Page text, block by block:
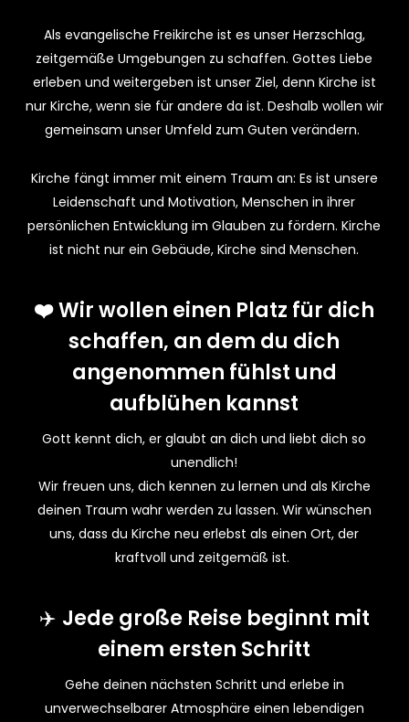
Als evangelische Freikirche ist es unser Herzschlag,
zeitgemäße Umgebungen zu schaffen. Gottes Liebe
erleben und weitergeben ist unser Ziel, denn Kirche ist
nur Kirche, wenn sie für andere da ist. Deshalb wollen wir
gemeinsam unser Umfeld zum Guten verändern.
Kirche fängt immer mit einem Traum an: Es ist unsere
Leidenschaft und Motivation, Menschen in ihrer
persönlichen Entwicklung im Glauben zu fördern. Kirche
ist nicht nur ein Gebäude, Kirche sind Menschen.
❤️ Wir wollen einen Platz für dich
schaffen, an dem du dich
angenommen fühlst und
aufblühen kannst
Gott kennt dich, er glaubt an dich und liebt dich so
unendlich!
Wir freuen uns, dich kennen zu lernen und als Kirche
deinen Traum wahr werden zu lassen. Wir wünschen
uns, dass du Kirche neu erlebst als einen Ort, der
kraftvoll und zeitgemäß ist.
✈️ Jede große Reise beginnt mit
einem ersten Schritt
Gehe deinen nächsten Schritt und erlebe in
unverwechselbarer Atmosphäre einen lebendigen